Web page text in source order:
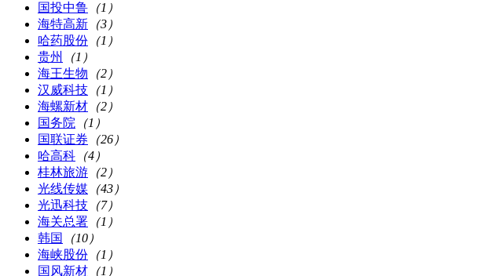
国投中鲁 （1）
海特高新 （3）
哈药股份 （1）
贵州
（1）
海王生物 （2）
汉威科技 （1）
海螺新材 （2）
国务院 （1）
国联证券 （26）
哈高科 （4）
桂林旅游 （2）
光线传媒 （43）
光迅科技 （7）
海关总署 （1）
韩国
（10）
海峡股份 （1）
国风新材 （1）